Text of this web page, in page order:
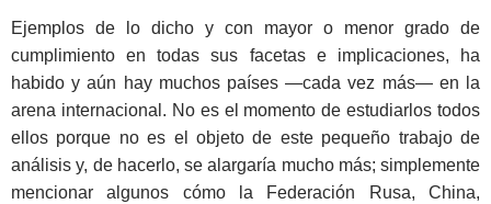
Ejemplos de lo dicho y con mayor o menor grado de
cumplimiento en todas sus facetas e implicaciones, ha
habido y aún hay muchos países —cada vez más— en la
arena internacional. No es el momento de estudiarlos todos
ellos porque no es el objeto de este pequeño trabajo de
análisis y, de hacerlo, se alargaría mucho más; simplemente
mencionar algunos cómo la Federación Rusa, China,